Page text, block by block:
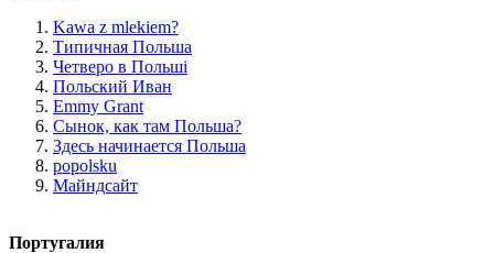
Kawa z mlekiem?
Типичная Польша
Четверо в Польші
Польский Иван
Emmy Grant
Сынок, как там Польша?
Здесь начинается Польша
popolsku
Майндсайт
Португалия